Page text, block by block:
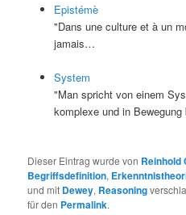
Epistémè
"Dans une culture et à un
jamais…
System
"Man spricht von einem
komplexe und in
Dieser Eintrag wurde von Reinhold
Begriffsdefinition,
und mit Dewey, Reasoning
für den Permalink.